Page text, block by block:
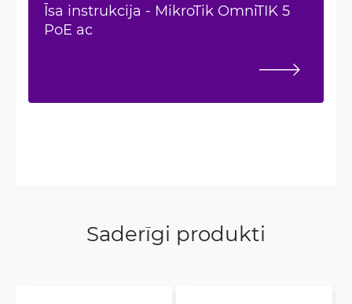
Īsa instrukcija - MikroTik OmniTIK 5
PoE ac
Saderīgi produkti